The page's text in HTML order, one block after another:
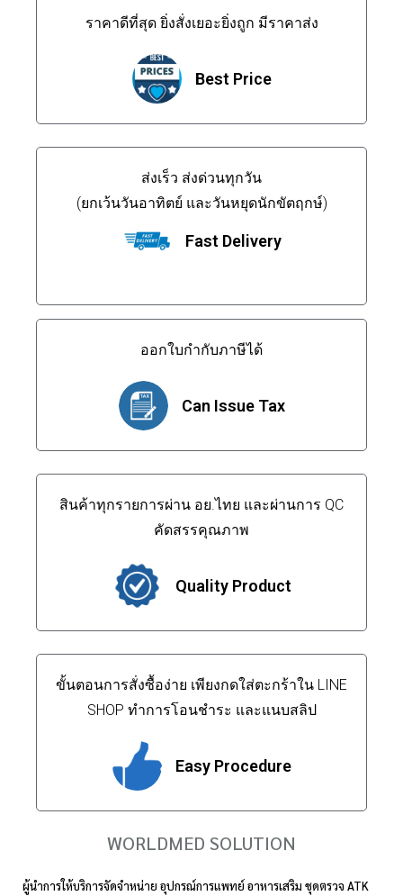
ราคาดีที่สุด ยิ่งสั่งเยอะยิ่งถูก มีราคาส่ง
Best Price
ส่งเร็ว ส่งด่วนทุกวัน
(ยกเว้นวันอาทิตย์ และวันหยุดนักขัตฤกษ์)
Fast Delivery
ออกใบกำกับภาษีได้
Can Issue Tax
สินค้าทุกรายการผ่าน อย.ไทย และผ่านการ QC
คัดสรรคุณภาพ
Quality Product
ขั้นตอนการสั่งซื้อง่าย เพียงกดใส่ตะกร้าใน LINE
SHOP ทำการโอนชำระ และแนบสลิป
Easy Procedure
WORLDMED SOLUTION
ผู้นำการให้บริการจัดจำหน่าย อุปกรณ์การแพทย์ อาหารเสริม ชุดตรวจ ATK